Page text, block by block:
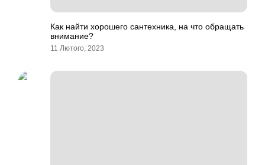
Как найти хорошего сантехника, на что обращать
внимание?
11 Лютого, 2023